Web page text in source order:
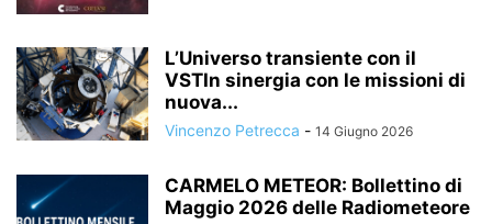
L’Universo transiente con il
VSTIn sinergia con le missioni di
nuova...
Vincenzo Petrecca - 14 Giugno 2026
CARMELO METEOR: Bollettino di
Maggio 2026 delle Radiometeore